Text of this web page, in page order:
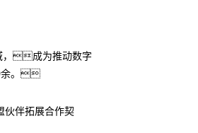
，成为推动数字
余。
伴拓展合作契